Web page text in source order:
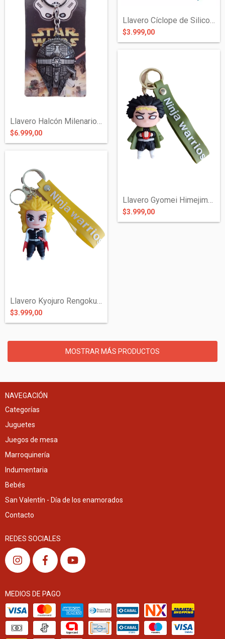
Llavero Halcón Milenario Star Wars de Me...
$6.999,00
Llavero Cíclope de Silicona - X Men
$3.999,00
Llavero Kyojuro Rengoku de Silicona - De...
$3.999,00
Llavero Gyomei Himejima de Silicona - De...
$3.999,00
MOSTRAR MÁS PRODUCTOS
NAVEGACIÓN
Categorías
Juguetes
Juegos de mesa
Marroquinería
Indumentaria
Bebés
San Valentín - Día de los enamorados
Contacto
REDES SOCIALES
MEDIOS DE PAGO